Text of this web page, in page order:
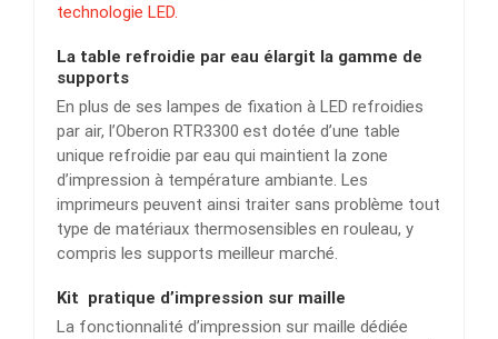
technologie LED.
La table refroidie par eau élargit la gamme de
supports
En plus de ses lampes de fixation à LED refroidies
par air, l’Oberon RTR3300 est dotée d’une table
unique refroidie par eau qui maintient la zone
d’impression à température ambiante. Les
imprimeurs peuvent ainsi traiter sans problème tout
type de matériaux thermosensibles en rouleau, y
compris les supports meilleur marché.
Kit pratique d’impression sur maille
La fonctionnalité d’impression sur maille dédiée